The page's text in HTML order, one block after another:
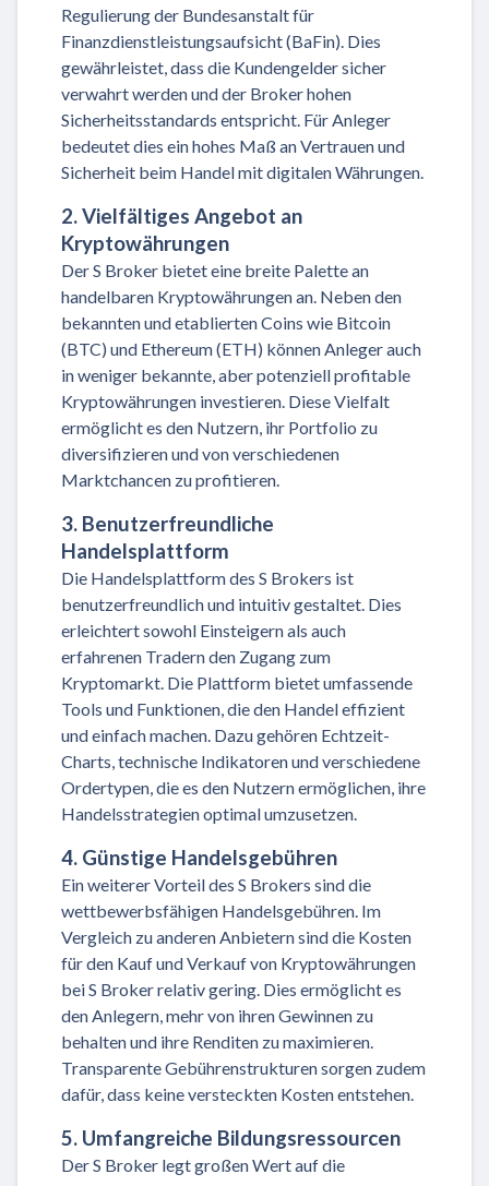
Regulierung der Bundesanstalt für
Finanzdienstleistungsaufsicht (BaFin). Dies
gewährleistet, dass die Kundengelder sicher
verwahrt werden und der Broker hohen
Sicherheitsstandards entspricht. Für Anleger
bedeutet dies ein hohes Maß an Vertrauen und
Sicherheit beim Handel mit digitalen Währungen.
2. Vielfältiges Angebot an
Kryptowährungen
Der S Broker bietet eine breite Palette an
handelbaren Kryptowährungen an. Neben den
bekannten und etablierten Coins wie Bitcoin
(BTC) und Ethereum (ETH) können Anleger auch
in weniger bekannte, aber potenziell profitable
Kryptowährungen investieren. Diese Vielfalt
ermöglicht es den Nutzern, ihr Portfolio zu
diversifizieren und von verschiedenen
Marktchancen zu profitieren.
3. Benutzerfreundliche
Handelsplattform
Die Handelsplattform des S Brokers ist
benutzerfreundlich und intuitiv gestaltet. Dies
erleichtert sowohl Einsteigern als auch
erfahrenen Tradern den Zugang zum
Kryptomarkt. Die Plattform bietet umfassende
Tools und Funktionen, die den Handel effizient
und einfach machen. Dazu gehören Echtzeit-
Charts, technische Indikatoren und verschiedene
Ordertypen, die es den Nutzern ermöglichen, ihre
Handelsstrategien optimal umzusetzen.
4. Günstige Handelsgebühren
Ein weiterer Vorteil des S Brokers sind die
wettbewerbsfähigen Handelsgebühren. Im
Vergleich zu anderen Anbietern sind die Kosten
für den Kauf und Verkauf von Kryptowährungen
bei S Broker relativ gering. Dies ermöglicht es
den Anlegern, mehr von ihren Gewinnen zu
behalten und ihre Renditen zu maximieren.
Transparente Gebührenstrukturen sorgen zudem
dafür, dass keine versteckten Kosten entstehen.
5. Umfangreiche Bildungsressourcen
Der S Broker legt großen Wert auf die